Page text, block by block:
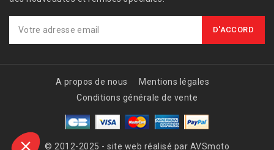
A propos de nous
Mentions légales
Conditions générale de vente
© 2012-2025 - site web réalisé par AVSmoto